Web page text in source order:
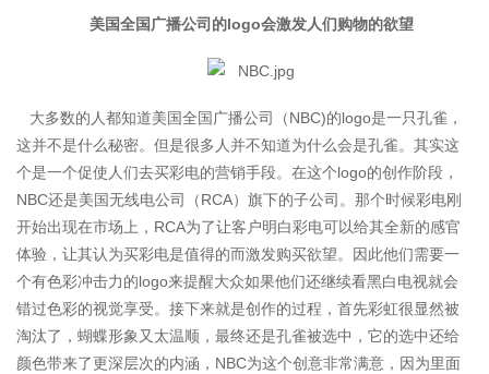
美国全国广播公司的logo会激发人们购物的欲望
大多数的人都知道美国全国广播公司（NBC)的logo是一只孔雀，
这并不是什么秘密。但是很多人并不知道为什么会是孔雀。其实这
个是一个促使人们去买彩电的营销手段。在这个logo的创作阶段，
NBC还是美国无线电公司（RCA）旗下的子公司。那个时候彩电刚
开始出现在市场上，RCA为了让客户明白彩电可以给其全新的感官
体验，让其认为买彩电是值得的而激发购买欲望。因此他们需要一
个有色彩冲击力的logo来提醒大众如果他们还继续看黑白电视就会
错过色彩的视觉享受。接下来就是创作的过程，首先彩虹很显然被
淘汰了，蝴蝶形象又太温顺，最终还是孔雀被选中，它的选中还给
颜色带来了更深层次的内涵，NBC为这个创意非常满意，因为里面